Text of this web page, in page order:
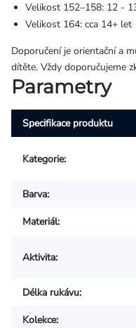
Velikost 152–158: 12 -
Velikost 164: cca 14+ let
Doporučení je orientační a
dítěte. Vždy doporučujeme
Parametry
Specifikace produktu
Kategorie:
Barva:
Materiál:
Aktivita:
Délka rukávu:
Kolekce: